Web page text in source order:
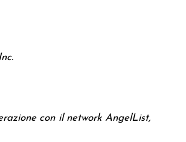
con il network AngelList,